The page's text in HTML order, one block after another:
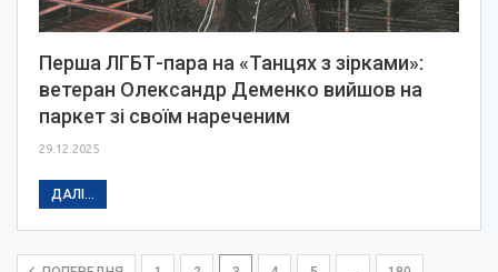
Перша ЛГБТ-пара на «Танцях з зірками»:
ветеран Олександр Деменко вийшов на
паркет зі своїм нареченим
29.12.2025
ДАЛІ...